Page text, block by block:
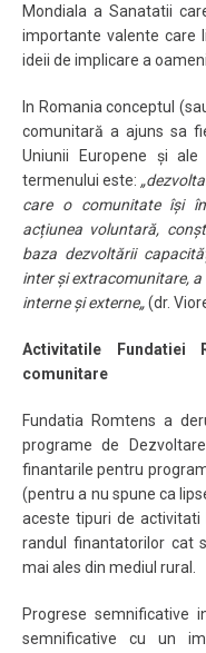
Mondiala a Sanatatii
importante valente care
ideii de implicare a
In Romania conceptul
comunitară a ajuns sa
Uniunii Europene și
termenului este:
care o comunitate își
acțiunea voluntară,
baza dezvoltării
inter și extracomunitare,
interne și externe„(dr.
Activitatile Fundatiei
comunitare
Fundatia Romtens a
programe de
finantarile pentru
(pentru a nu spune ca
aceste tipuri de activitati
randul finantatorilor cat
mai ales din mediul rural.
Progrese semnificative
semnificative cu un